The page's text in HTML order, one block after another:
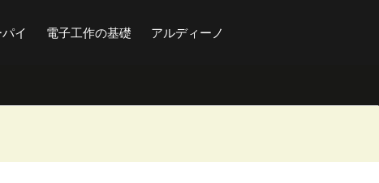
イ 電子工作の基礎 アルディーノ